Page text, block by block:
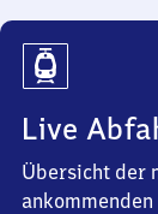
Reiseinfos
Live
Übersicht der
ankommenden